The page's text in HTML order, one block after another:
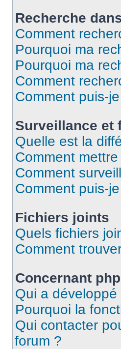
Recherche
Comment
Pourquoi ma
Pourquoi ma
Comment
Comment puis-
Surveillance et
Quelle est la
Comment
Comment
Comment puis-
Fichiers joints
Quels fichiers
Comment
Concernant
Qui a
Pourquoi la
Qui contacter
forum ?